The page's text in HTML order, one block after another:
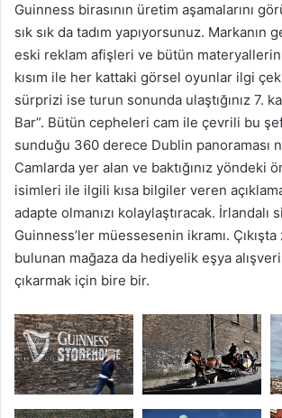
Guinness birasının üretim aşamalarını
sık sık da tadım yapıyorsunuz. Markanın
eski reklam afişleri ve bütün
kısım ile her kattaki görsel oyunlar ilgi
sürprizi ise turun sonunda ulaştığınız 7.
Bar”. Bütün cepheleri cam ile çevrili bu
sunduğu 360 derece Dublin panoraması
Camlarda yer alan ve baktığınız yöndeki
isimleri ile ilgili kısa bilgiler veren
adapte olmanızı kolaylaştıracak. İrlandalı
Guinness’ler müessesenin ikramı.
bulunan mağaza da hediyelik eşya
çıkarmak için bire bir.